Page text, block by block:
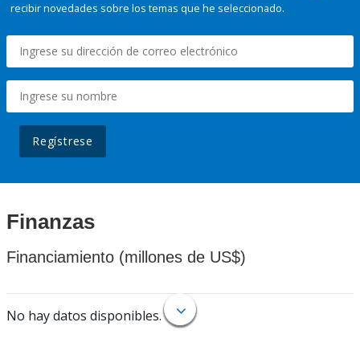
recibir novedades sobre los temas que he seleccionado.
Regístrese
Finanzas
Financiamiento (millones de US$)
No hay datos disponibles.